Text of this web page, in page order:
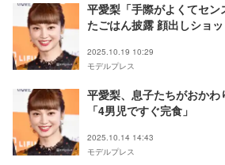
平愛梨「手際がよくてセ
たごはん披露 顔出しショ
2025.10.19 10:29
モデルプレス
平愛梨、息子たちがおか
「4男児ですぐ完食」
2025.10.14 14:43
モデルプレス